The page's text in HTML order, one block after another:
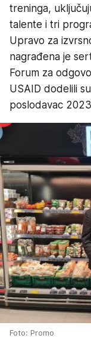
treninga,
talente i tri
Upravo za
nagrađena je
Forum za
USAID dodelili
poslodavac
Foto: Promo